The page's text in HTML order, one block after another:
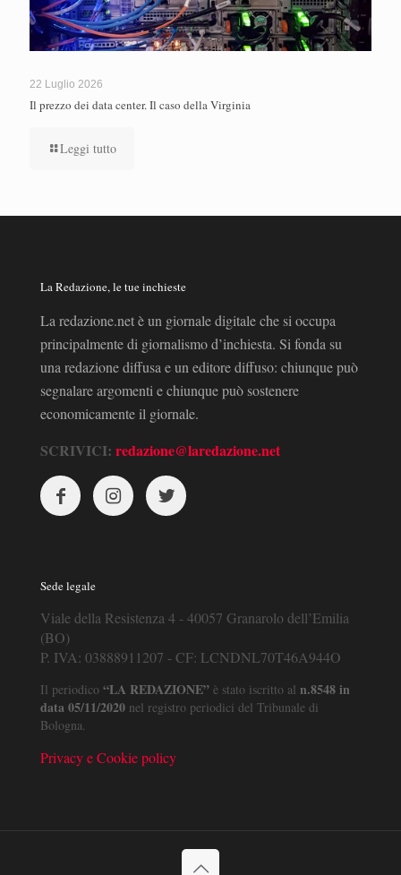
22 Luglio 2026
Il prezzo dei data center. Il caso della Virginia
Leggi tutto
La Redazione, le tue inchieste
La redazione.net è un giornale digitale che si occupa
principalmente di giornalismo d’inchiesta. Si fonda su
una redazione diffusa e un editore diffuso: chiunque può
segnalare argomenti e chiunque può sostenere
economicamente il giornale.
SCRIVICI: redazione@laredazione.net
Sede legale
Viale della Resistenza 4 - 40057 Granarolo dell’Emilia
(BO)
P. IVA: 03888911207 - CF: LCNDNL70T46A944O
Il periodico “LA REDAZIONE” è stato iscritto al n.8548 in
data 05/11/2020 nel registro periodici del Tribunale di
Bologna.
Privacy e Cookie policy